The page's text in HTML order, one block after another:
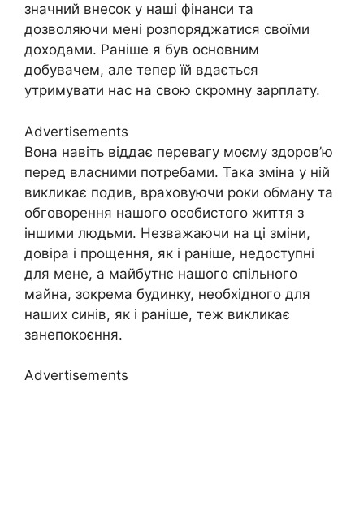
значний внесок у наші фінанси та
дозволяючи мені розпоряджатися своїми
доходами. Раніше я був основним
добувачем, але тепер їй вдається
утримувати нас на свою скромну зарплату.
Advertisements
Вона навіть віддає перевагу моєму здоров’ю
перед власними потребами. Така зміна у ній
викликає подив, враховуючи роки обману та
обговорення нашого особистого життя з
іншими людьми. Незважаючи на ці зміни,
довіра і прощення, як і раніше, недоступні
для мене, а майбутнє нашого спільного
майна, зокрема будинку, необхідного для
наших синів, як і раніше, теж викликає
занепокоєння.
Advertisements